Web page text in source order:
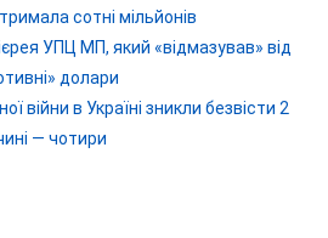
сотні мільйонів
УПЦ МП, який «відмазував» від
долари
війни в Україні зникли безвісти 2
— чотири